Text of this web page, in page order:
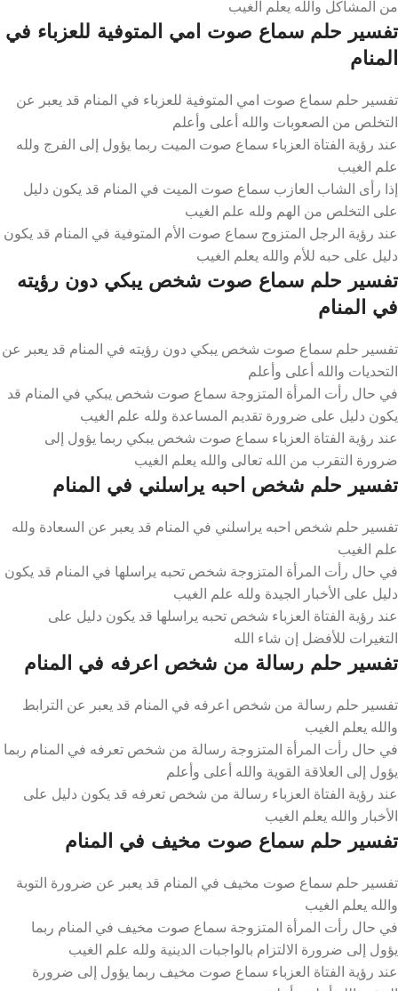
من المشاكل والله يعلم الغيب
تفسير حلم سماع صوت امي المتوفية للعزباء في
المنام
تفسير حلم سماع صوت امي المتوفية للعزباء في المنام قد يعبر عن
التخلص من الصعوبات والله أعلى وأعلم
عند رؤية الفتاة العزباء سماع صوت الميت ربما يؤول إلى الفرج ولله
علم الغيب
إذا رأى الشاب العازب سماع صوت الميت في المنام قد يكون دليل
على التخلص من الهم ولله علم الغيب
عند رؤية الرجل المتزوج سماع صوت الأم المتوفية في المنام قد يكون
دليل على حبه للأم والله يعلم الغيب
تفسير حلم سماع صوت شخص يبكي دون رؤيته
في المنام
تفسير حلم سماع صوت شخص يبكي دون رؤيته في المنام قد يعبر عن
التحديات والله أعلى وأعلم
في حال رأت المرأة المتزوجة سماع صوت شخص يبكي في المنام قد
يكون دليل على ضرورة تقديم المساعدة ولله علم الغيب
عند رؤية الفتاة العزباء سماع صوت شخص يبكي ربما يؤول إلى
ضرورة التقرب من الله تعالى والله يعلم الغيب
تفسير حلم شخص احبه يراسلني في المنام
تفسير حلم شخص احبه يراسلني في المنام قد يعبر عن السعادة ولله
علم الغيب
في حال رأت المرأة المتزوجة شخص تحبه يراسلها في المنام قد يكون
دليل على الأخبار الجيدة ولله علم الغيب
عند رؤية الفتاة العزباء شخص تحبه يراسلها قد يكون دليل على
التغيرات للأفضل إن شاء الله
تفسير حلم رسالة من شخص اعرفه في المنام
تفسير حلم رسالة من شخص اعرفه في المنام قد يعبر عن الترابط
والله يعلم الغيب
في حال رأت المرأة المتزوجة رسالة من شخص تعرفه في المنام ربما
يؤول إلى العلاقة القوية والله أعلى وأعلم
عند رؤية الفتاة العزباء رسالة من شخص تعرفه قد يكون دليل على
الأخبار والله يعلم الغيب
تفسير حلم سماع صوت مخيف في المنام
تفسير حلم سماع صوت مخيف في المنام قد يعبر عن ضرورة التوبة
والله يعلم الغيب
في حال رأت المرأة المتزوجة سماع صوت مخيف في المنام ربما
يؤول إلى ضرورة الالتزام بالواجبات الدينية ولله علم الغيب
عند رؤية الفتاة العزباء سماع صوت مخيف ربما يؤول إلى ضرورة